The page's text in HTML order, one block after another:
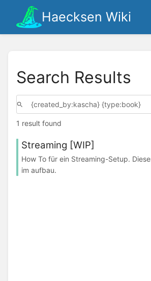
Haecksen Wiki
Search Results
1 result found
Streaming [WIP]
How To für ein Streaming-Setup.
im aufbau.